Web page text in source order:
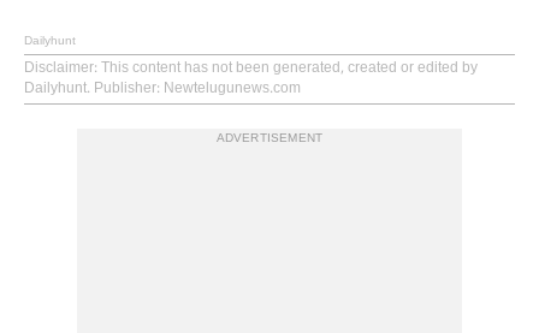
Dailyhunt
Disclaimer: This content has not been generated, created or edited by
Dailyhunt. Publisher: Newtelugunews.com
ADVERTISEMENT